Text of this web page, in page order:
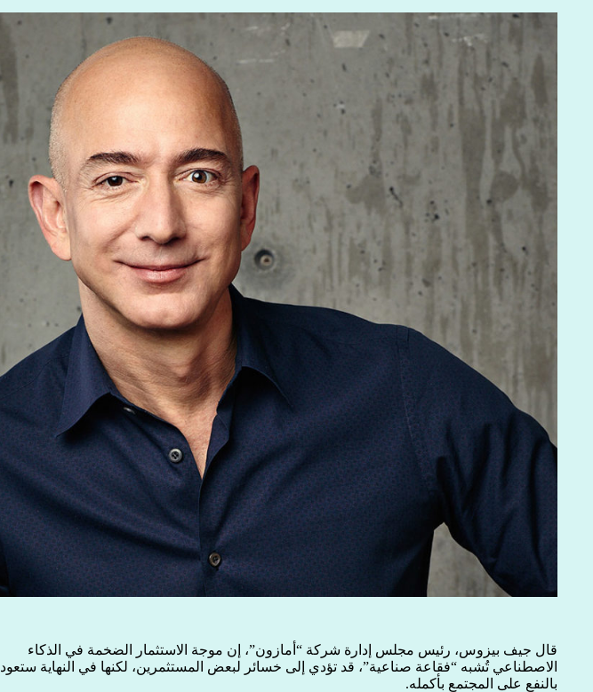
قال جيف بيزوس، رئيس مجلس إدارة شركة “أمازون”، إن موجة الاستثمار الضخمة في الذكاء
الاصطناعي تُشبه “فقاعة صناعية”، قد تؤدي إلى خسائر لبعض المستثمرين، لكنها في النهاية ستعود
بالنفع على المجتمع بأكمله.